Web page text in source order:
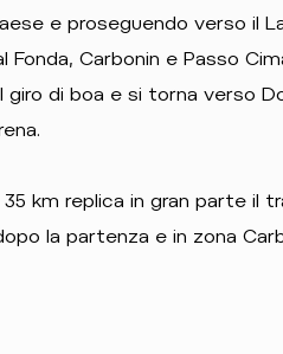
e proseguendo verso il
Fonda, Carbonin e Passo
di boa e si torna verso
km replica in gran parte il
la partenza e in zona